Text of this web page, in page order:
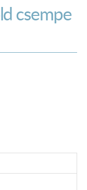
csempe